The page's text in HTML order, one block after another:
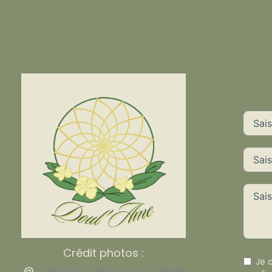
Crédit photos :
Je